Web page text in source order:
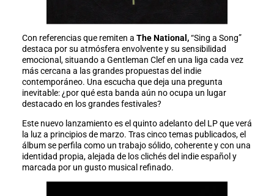
Con referencias que remiten a The National,“Sing a Song”
destaca por su atmósfera envolvente y su sensibilidad
emocional, situando a Gentleman Clef en una liga cada vez
más cercana a las grandes propuestas del indie
contemporáneo. Una escucha que deja una pregunta
inevitable: ¿por qué esta banda aún no ocupa un lugar
destacado en los grandes festivales?
Este nuevo lanzamiento es el quinto adelanto del LP que verá
la luz a principios de marzo. Tras cinco temas publicados, el
álbum se perfila como un trabajo sólido, coherente y con una
identidad propia, alejada de los clichés del indie español y
marcada por un gusto musical refinado.